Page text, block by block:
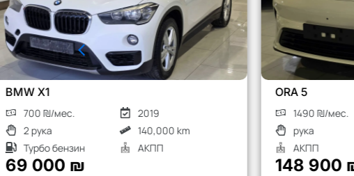
1490 ₪/мес.
рука
АКПП